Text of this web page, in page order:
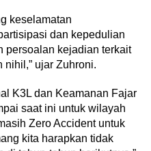
keselamatan
dan kepedulian
persoalan kejadian terkait
nihil,” ujar Zuhroni.
K3L dan Keamanan Fajar
saat ini untuk wilayah
Zero Accident untuk
kita harapkan tidak